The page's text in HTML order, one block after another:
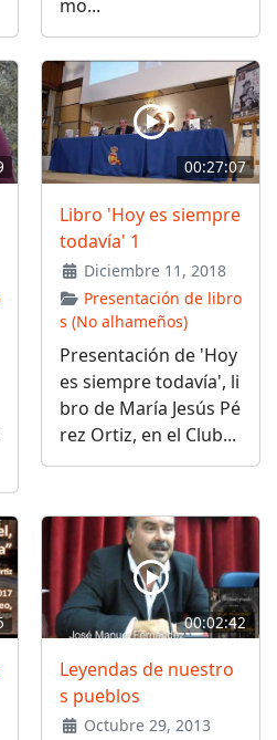
mo...
00:27:07
Libro 'Hoy es siempre
todavía' 1
Diciembre 11, 2018
Presentación de libro
s (No alhameños)
Presentación de 'Hoy
es siempre todavía', li
bro de María Jesús Pé
rez Ortiz, en el Club...
00:02:42
Leyendas de nuestro
s pueblos
Octubre 29, 2013